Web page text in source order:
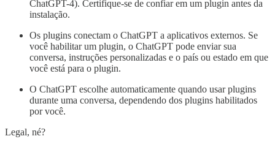
ChatGPT-4). Certifique-se de confiar em um plugin antes da
instalação.
Os plugins conectam o ChatGPT a aplicativos externos. Se
você habilitar um plugin, o ChatGPT pode enviar sua
conversa, instruções personalizadas e o país ou estado em que
você está para o plugin.
O ChatGPT escolhe automaticamente quando usar plugins
durante uma conversa, dependendo dos plugins habilitados
por você.
Legal, né?